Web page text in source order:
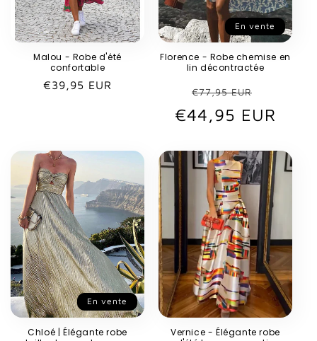
Malou - Robe d'été
confortable
Prix
€39,95 EUR
En vente
Florence - Robe chemise en
lin décontractée
Prix
habituel
€77,95 EUR
€44,95 EUR
En vente
Chloé | Élégante robe
Vernice - Élégante robe